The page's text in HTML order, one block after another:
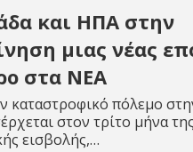
και ΗΠΑ στην
μιας νέας
στα ΝΕΑ
καταστροφικό πόλεμο
στον τρίτο μήνα
εισβολής,…